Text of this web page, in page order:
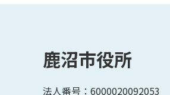
鹿沼市役所
法人番号：6000020092053